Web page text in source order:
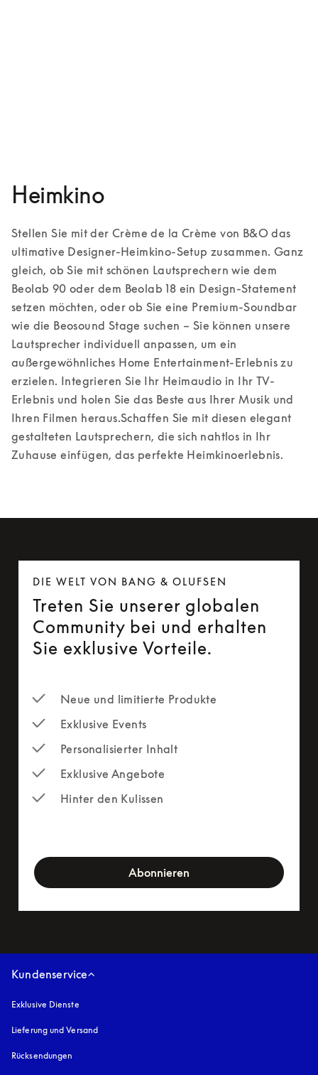
Heimkino
Stellen Sie mit der Crème de la Crème von B&O das
ultimative Designer-Heimkino-Setup zusammen. Ganz
gleich, ob Sie mit schönen Lautsprechern wie dem
Beolab 90 oder dem Beolab 18 ein Design-Statement
setzen möchten, oder ob Sie eine Premium-Soundbar
wie die Beosound Stage suchen – Sie können unsere
Lautsprecher individuell anpassen, um ein
außergewöhnliches Home Entertainment-Erlebnis zu
erzielen. Integrieren Sie Ihr Heimaudio in Ihr TV-
Erlebnis und holen Sie das Beste aus Ihrer Musik und
Ihren Filmen heraus.Schaffen Sie mit diesen elegant
gestalteten Lautsprechern, die sich nahtlos in Ihr
Zuhause einfügen, das perfekte Heimkinoerlebnis.
DIE WELT VON BANG & OLUFSEN
Treten Sie unserer globalen
Community bei und erhalten
Sie exklusive Vorteile.
Neue und limitierte Produkte
Exklusive Events
Personalisierter Inhalt
Exklusive Angebote
Hinter den Kulissen
Abonnieren
Kundenservice
Exklusive Dienste
Lieferung und Versand
Rücksendungen